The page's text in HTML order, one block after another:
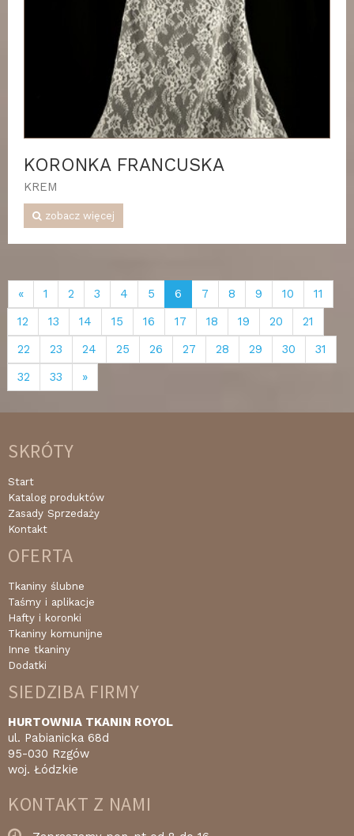
KORONKA FRANCUSKA
KREM
zobacz więcej
« 1 2 3 4 5 6 7 8 9 10
11
12
13 14 15 16 17 18 19 20
21
22
23 24 25 26 27 28 29 30
31
32
33 »
SKRÓTY
Start
Katalog produktów
Zasady Sprzedaży
Kontakt
OFERTA
Tkaniny ślubne
Taśmy i aplikacje
Hafty i koronki
Tkaniny komunijne
Inne tkaniny
Dodatki
SIEDZIBA FIRMY
HURTOWNIA TKANIN ROYOL
ul. Pabianicka 68d
95-030 Rzgów
woj. Łódzkie
KONTAKT Z NAMI